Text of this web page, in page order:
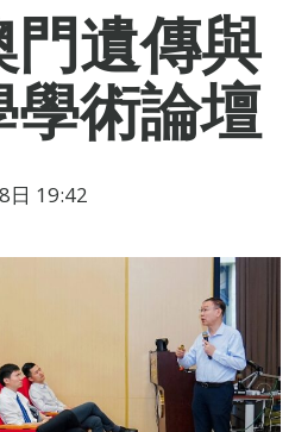
遺傳與
術論壇
日 19:42